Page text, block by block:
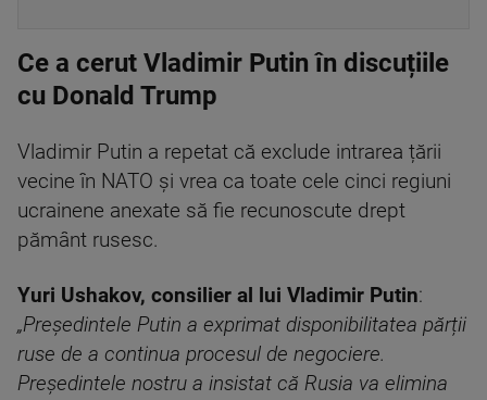
Ce a cerut Vladimir Putin în discuțiile
cu Donald Trump
Vladimir Putin a repetat că exclude intrarea țării
vecine în NATO și vrea ca toate cele cinci regiuni
ucrainene anexate să fie recunoscute drept
pământ rusesc.
Yuri Ushakov, consilier al lui Vladimir Putin:
„Președintele Putin a exprimat disponibilitatea părții
ruse de a continua procesul de negociere.
Președintele nostru a insistat că Rusia va elimina